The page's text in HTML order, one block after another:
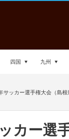
四国 九州
サッカー選手権大会（島根
カー選